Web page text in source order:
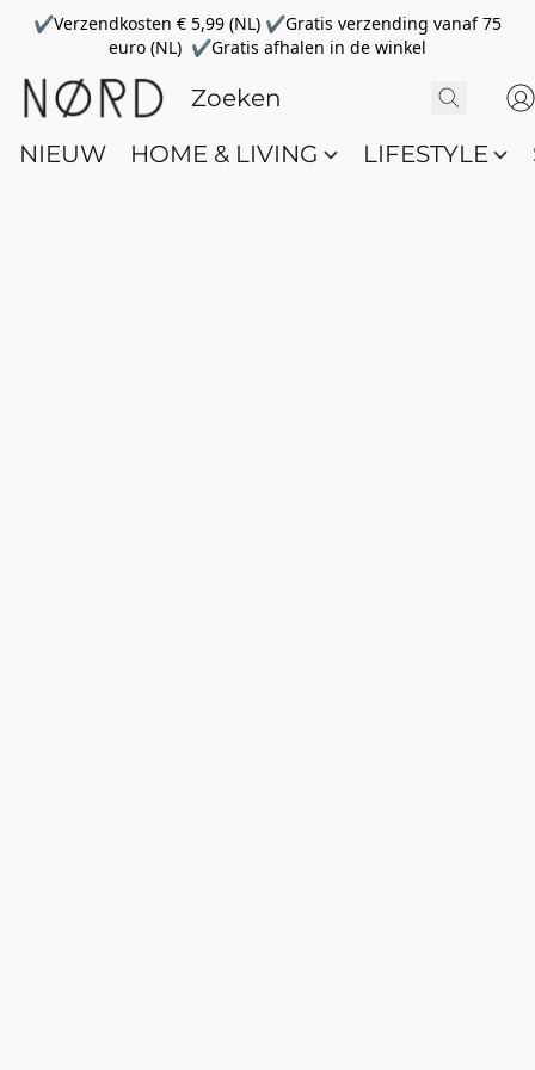
✔Verzendkosten € 5,99 (NL) ✔Gratis verzending vanaf 75
euro (NL) ✔Gratis afhalen in de winkel
NIEUW HOME & LIVING LIFESTYLE